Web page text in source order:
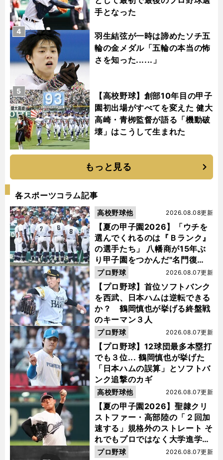
手となった
羽生結弦が一時は諦めたソチ五
輪の金メダル「五輪の本当の怖
さを知った......」
4
【高校野球】創部10年目の甲子
園初出場がすべてを変えた 健大
高崎・青栁監督が語る「機動破
壊」はこうして生まれた
5
もっと見る
各スポーツコラム記事
【夏の甲子園2026】「ウチを
選んでくれるのは『Ｂランク』
の選手たち」 八幡商が15年ぶ
り甲子園をつかんだ"名門復
活"の舞台裏
2026.08.08更新
高校野球他
【プロ野球】首位ソフトバンク
を西武、日本ハムは逆転できる
か？ 鶴岡慎也が挙げる終盤戦
のキーマン３人
2026.08.07更新
プロ野球
【プロ野球】12球団最多本塁打
でも３位... 鶴岡慎也が挙げた
「日本ハムの誤算」とソフトバ
ンク追撃のカギ
2026.08.07更新
プロ野球
【夏の甲子園2026】聖隷クリ
ストファー・高部陸の「２回加
速する」規格外のストレート そ
れでもプロではなく大学進学を
選ぶ理由
2026.08.07更新
高校野球他
2026.08.07更新
プロ野球